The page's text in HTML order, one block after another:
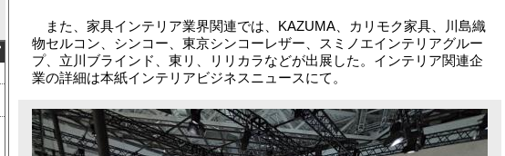
また、家具インテリア業界関連では、KAZUMA、カリモク家具、川島織
物セルコン、シンコー、東京シンコーレザー、スミノエインテリアグルー
プ、立川ブラインド、東リ、リリカラなどが出展した。インテリア関連企
業の詳細は本紙インテリアビジネスニュースにて。